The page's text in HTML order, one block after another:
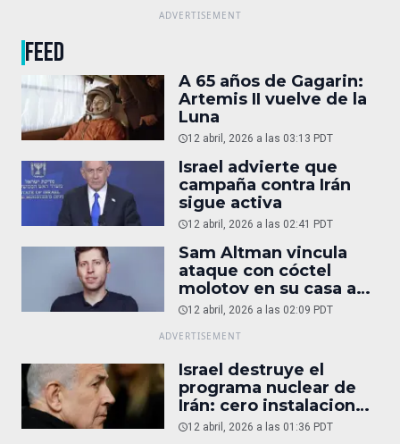
FEED
A 65 años de Gagarin:
Artemis II vuelve de la
Luna
12 abril, 2026 a las 03:13 PDT
Israel advierte que
campaña contra Irán
sigue activa
12 abril, 2026 a las 02:41 PDT
Sam Altman vincula
ataque con cóctel
molotov en su casa a
reportaje
12 abril, 2026 a las 02:09 PDT
Israel destruye el
programa nuclear de
Irán: cero instalaciones
operativas
12 abril, 2026 a las 01:36 PDT